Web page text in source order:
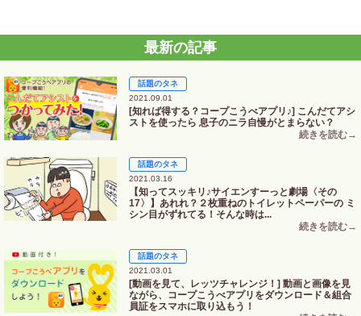
最新の記事
話題のタネ
2021.09.01
[知れば得する？コープこうべアプリ♪] こんだてアシ
ストを使ったら 息子のニラ自慢がとまらない？
話題のタネ
2021.03.16
【知ってスッキリ♪サイエンすーっと劇場〈その
17〉】あれれ？２枚重ねのトイレットペーパーの ミ
シン目がずれてる！そんな時は...
話題のタネ
2021.03.01
[動画を見て、レッツチャレンジ！] 動画と画像を見
ながら、コープこうべアプリをダウンロード＆組合
員証をスマホに取り込もう！